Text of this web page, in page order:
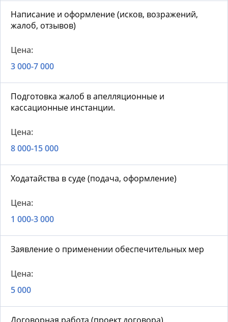
Написание и оформление (исков, возражений,
жалоб, отзывов)
3 000-7 000
Подготовка жалоб в апелляционные и
кассационные инстанции.
8 000-15 000
Ходатайства в суде (подача, оформление)
1 000-3 000
Заявление о применении обеспечительных мер
5 000